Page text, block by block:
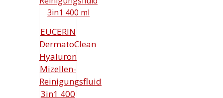
EUCERIN
DermatoClean
Hyaluron
Mizellen-
Reinigungsfluid
3in1 400